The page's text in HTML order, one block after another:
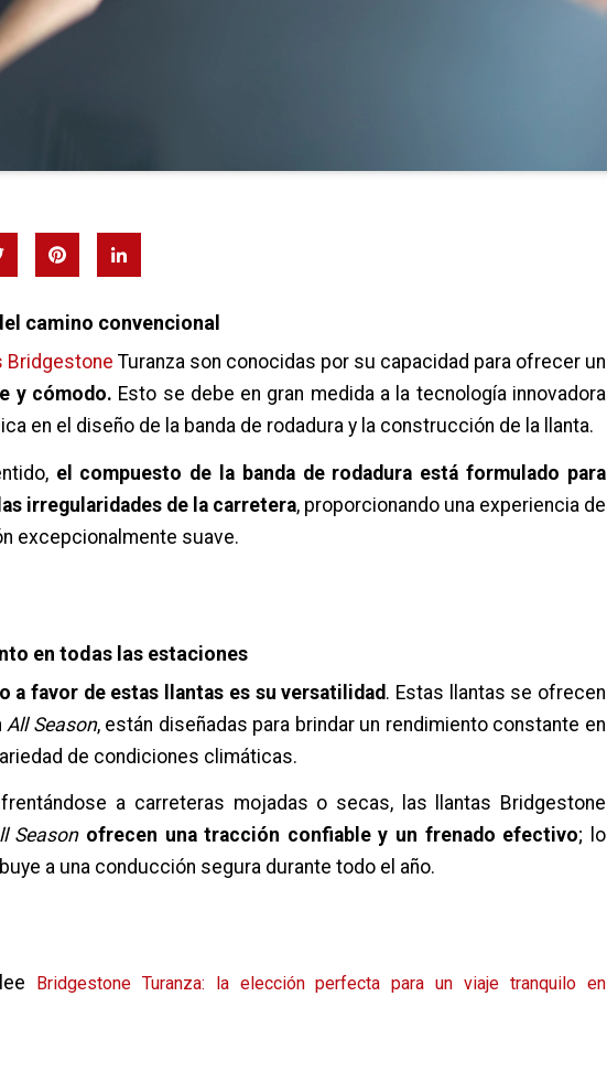
camino convencional
Bridgestone Turanza son conocidas por su capacidad para ofrecer un
y cómodo. Esto se debe en gran medida a la tecnología innovadora
en el diseño de la banda de rodadura y la construcción de la llanta.
el compuesto de la banda de rodadura está formulado para
irregularidades de la carretera, proporcionando una experiencia de
excepcionalmente suave.
en todas las estaciones
a favor de estas llantas es su versatilidad . Estas llantas se ofrecen
All Season, están diseñadas para brindar un rendimiento constante en
de condiciones climáticas.
a carreteras mojadas o secas, las llantas Bridgestone
Season ofrecen una tracción confiable y un frenado efectivo; lo
a una conducción segura durante todo el año.
Bridgestone Turanza: la elección perfecta para un viaje tranquilo en